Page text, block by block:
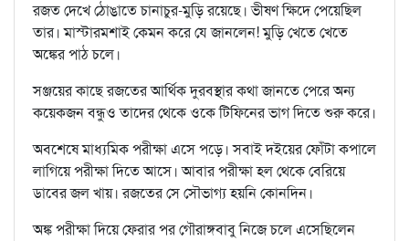
রজত দেখে ঠোঙাতে চানাচুর-মুড়ি রয়েছে। ভীষণ ক্ষিদে পেয়েছিল
তার। মাস্টারমশাই কেমন করে যে জানলেন! মুড়ি খেতে খেতে
অঙ্কের পাঠ চলে।
সঞ্জয়ের কাছে রজতের আর্থিক দুরবস্থার কথা জানতে পেরে অন্য
কয়েকজন বন্ধুও তাদের থেকে ওকে টিফিনের ভাগ দিতে শুরু করে।
অবশেষে মাধ্যমিক পরীক্ষা এসে পড়ে। সবাই দইয়ের ফোঁটা কপালে
লাগিয়ে পরীক্ষা দিতে আসে। আবার পরীক্ষা হল থেকে বেরিয়ে
ডাবের জল খায়। রজতের সে সৌভাগ্য হয়নি কোনদিন।
অঙ্ক পরীক্ষা দিয়ে ফেরার পর গৌরাঙ্গবাবু নিজে চলে এসেছিলেন